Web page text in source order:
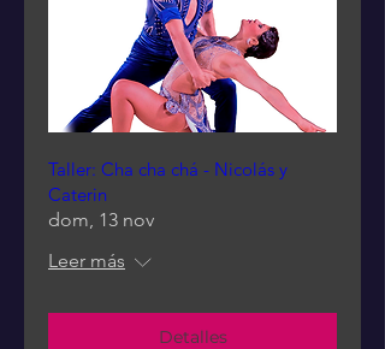
Taller: Cha cha chá - Nicolás y
Caterin
dom, 13 nov
Leer más
Detalles